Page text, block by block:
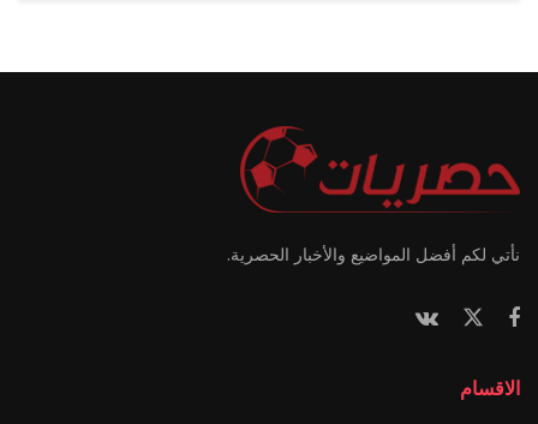
نأتي لكم أفضل المواضيع والأخبار الحصرية.
الاقسام